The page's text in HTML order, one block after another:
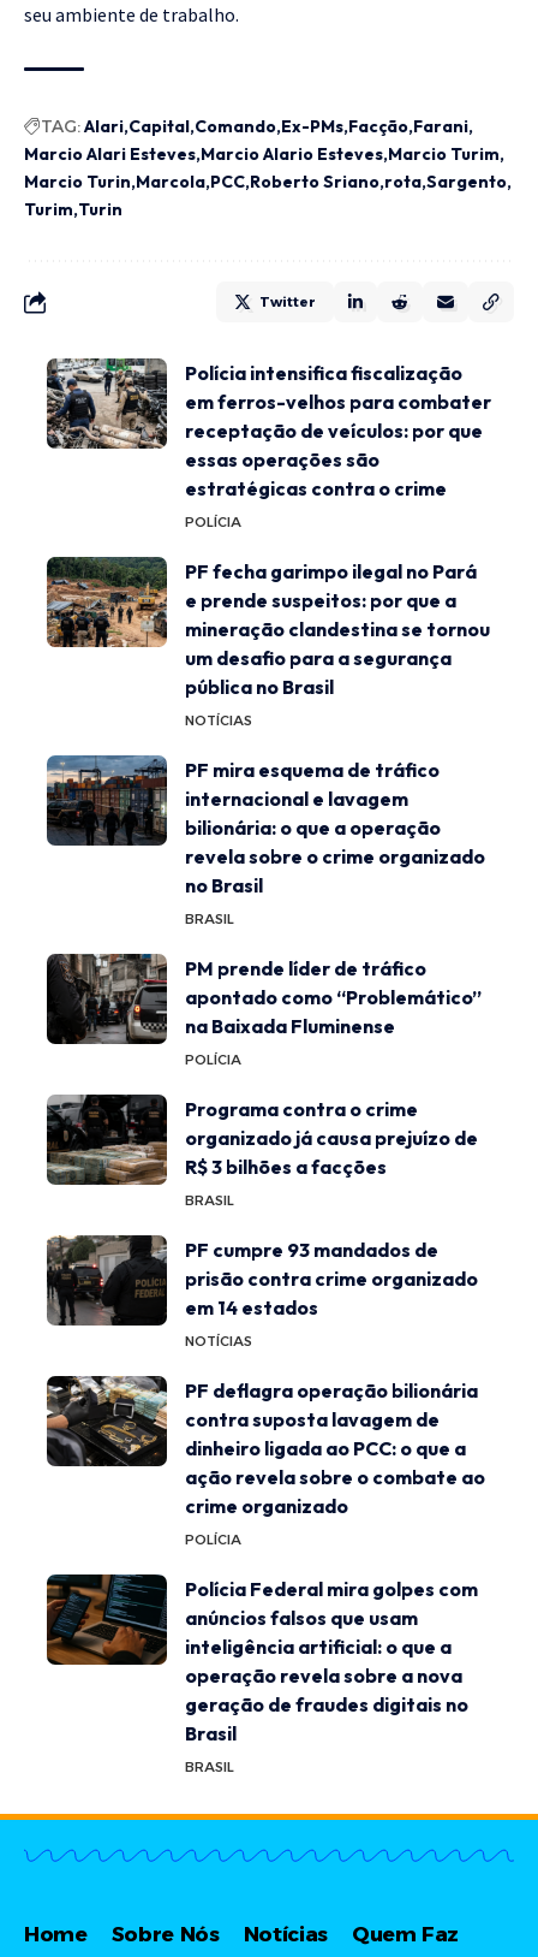
seu ambiente de trabalho.
TAG:Alari Capital Comando Ex-PMs Facção Farani
Marcio Alari Esteves Marcio Alario Esteves Marcio Turim
Marcio Turin Marcola PCC Roberto Sriano rota Sargento
Turim Turin
Twitter
Polícia intensifica fiscalização
em ferros-velhos para combater
receptação de veículos: por que
essas operações são
estratégicas contra o crime
POLÍCIA
PF fecha garimpo ilegal no Pará
e prende suspeitos: por que a
mineração clandestina se tornou
um desafio para a segurança
pública no Brasil
NOTÍCIAS
PF mira esquema de tráfico
internacional e lavagem
bilionária: o que a operação
revela sobre o crime organizado
no Brasil
BRASIL
PM prende líder de tráfico
apontado como “Problemático”
na Baixada Fluminense
POLÍCIA
Programa contra o crime
organizado já causa prejuízo de
R$ 3 bilhões a facções
BRASIL
PF cumpre 93 mandados de
prisão contra crime organizado
em 14 estados
NOTÍCIAS
PF deflagra operação bilionária
contra suposta lavagem de
dinheiro ligada ao PCC: o que a
ação revela sobre o combate ao
crime organizado
POLÍCIA
Polícia Federal mira golpes com
anúncios falsos que usam
inteligência artificial: o que a
operação revela sobre a nova
geração de fraudes digitais no
Brasil
BRASIL
Home Sobre Nós Notícias Quem Faz